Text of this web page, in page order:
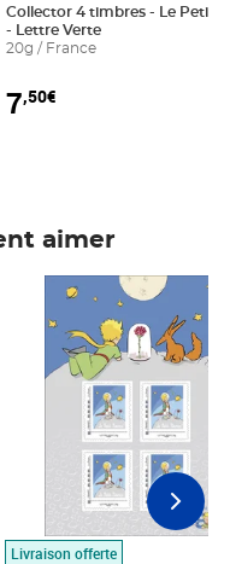
au panier
Collector 4 timbres - Le Petit
- Lettre Verte
20g / France
7,50€
aimer
Livraison offerte
Prix 7,50€